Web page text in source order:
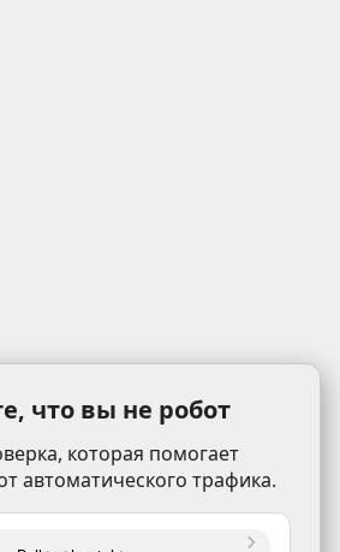
что вы не робот
которая помогает
автоматического трафика.